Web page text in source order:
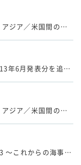
2013年4月及び5月（往航のみ）の「日本・アジア／米国間のコンテナ荷動き動向」速報値を掲載しました。
「調査・研究成果（寄稿・投稿分）」に2013年6月発表分を追加しました。
2013年3月及び4月（往航のみ）の「日本・アジア／米国間のコンテナ荷動き動向」速報値を掲載しました。
「第13回 海事立国フォーラム in 東京 2013 ～これからの海事政策と日中関係～」の講演録を掲載しました。